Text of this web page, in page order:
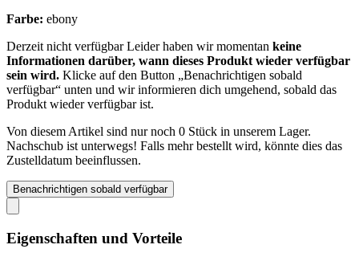
Farbe: ebony
Derzeit nicht verfügbarLeider haben wir momentan keine
Informationen darüber, wann dieses Produkt wieder verfügbar
sein wird. Klicke auf den Button „Benachrichtigen sobald
verfügbar“ unten und wir informieren dich umgehend, sobald das
Produkt wieder verfügbar ist.
Von diesem Artikel sind nur noch 0 Stück in unserem Lager.
Nachschub ist unterwegs! Falls mehr bestellt wird, könnte dies das
Zustelldatum beeinflussen.
Benachrichtigen sobald verfügbar
Eigenschaften und Vorteile